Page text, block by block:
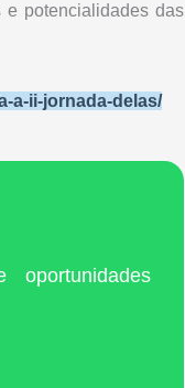
e potencialidades das
a-ii-jornada-delas/
oportunidades